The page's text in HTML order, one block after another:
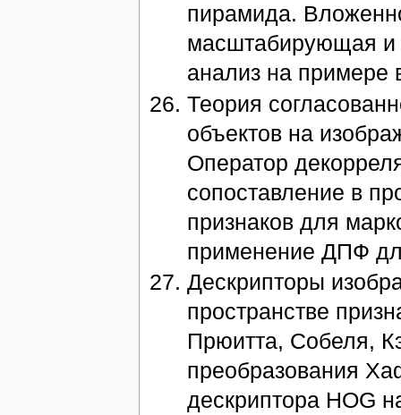
пирамида.
масштабирующая и
анализ на примере
Теория
объектов на
Оператор
сопоставление в
признаков для
применение ДПФ
Дескрипторы
пространстве
Прюитта, Собеля,
преобразования
дескриптора HOG